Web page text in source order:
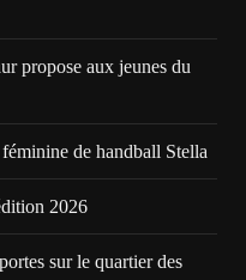
propose aux jeunes du
de handball Stella
2026
sur le quartier des